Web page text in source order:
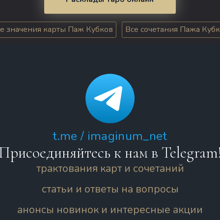
значения карты Паж Кубков Все сочетания Пажа
t.me / imaginum_net
к нам в Telegram!
трактования карт и сочетаний
статьи и ответы на вопросы
анонсы новинок и интересные акции